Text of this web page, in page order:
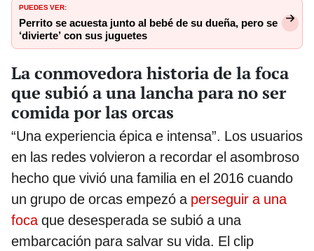
PUEDES VER:
Perrito se acuesta junto al bebé de su dueña, pero se
‘divierte’ con sus juguetes
La conmovedora historia de la foca
que subió a una lancha para no ser
comida por las orcas
“Una experiencia épica e intensa”. Los usuarios
en las redes volvieron a recordar el asombroso
hecho que vivió una familia en el 2016 cuando
un grupo de orcas empezó a perseguir a una
focaque desesperada se subió a una
embarcación para salvar su vida. El clip